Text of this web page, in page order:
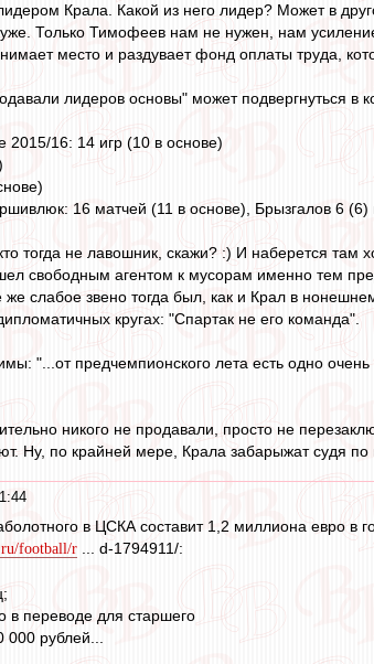
Крала. Какой из него лидер? Может в
Только Тимофеев нам не нужен, нам
место и раздувает фонд оплаты труда,
лидеров основы" может подвергнуться в
2015/16: 14 игр (10 в основе)
16 матчей (11 в основе), Брызгалов 6
тогда не лавошник, скажи? :) И наберется там
свободным агентом к мусорам именно тем
же слабое звено тогда был, как и Крал в
кругах: "Спартак не его команда".
"...от предчемпионского лета есть одно
никого не продавали, просто не
Ну, по крайней мере, Крала забарыжат судя
в ЦСКА составит 1,2 миллиона евро в
football/r ... d-1794911/:
в переводе для старшего
рублей...